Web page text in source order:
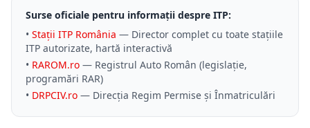
Surse oficiale pentru informații despre ITP:
• Stații ITP România — Director complet cu toate stațiile
ITP autorizate, hartă interactivă
• RAROM.ro — Registrul Auto Român (legislație,
programări RAR)
• DRPCIV.ro — Direcția Regim Permise și Înmatriculări